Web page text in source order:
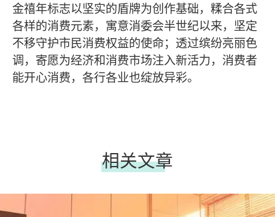
金禧年标志以坚实的盾牌为创作基础，糅合各式
各样的消费元素，寓意消委会半世纪以来，坚定
不移守护市民消费权益的使命；透过缤纷亮丽色
调，寄愿为经济和消费市场注入新活力，消费者
能开心消费，各行各业也绽放异彩。
相关文章